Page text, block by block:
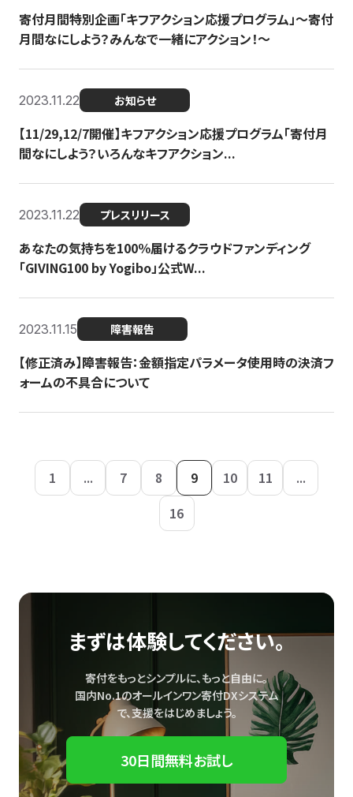
寄付月間特別企画「キフアクション応援プログラム」〜寄付
月間なにしよう？みんなで一緒にアクション！〜
2023.11.22 お知らせ
【11/29,12/7開催】キフアクション応援プログラム「寄付月
間なにしよう？いろんなキフアクション...
2023.11.22 プレスリリース
あなたの気持ちを100％届けるクラウドファンディング
「GIVING100 by Yogibo」公式W...
2023.11.15 障害報告
【修正済み】障害報告：金額指定パラメータ使用時の決済フ
ォームの不具合について
1 ... 7 8 9 10 11
...
16
まずは体験してください。
寄付をもっとシンプルに、もっと自由に。
国内No.1のオールインワン寄付DXシステム
で、支援をはじめましょう。
30日間無料お試し